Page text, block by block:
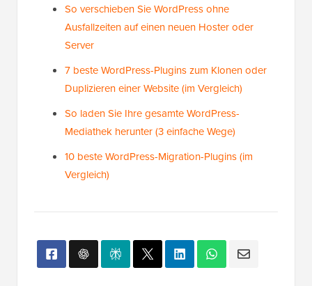
So verschieben Sie WordPress ohne
Ausfallzeiten auf einen neuen Hoster oder
Server
7 beste WordPress-Plugins zum Klonen oder
Duplizieren einer Website (im Vergleich)
So laden Sie Ihre gesamte WordPress-
Mediathek herunter (3 einfache Wege)
10 beste WordPress-Migration-Plugins (im
Vergleich)